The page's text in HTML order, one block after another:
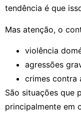
tendência é que
Mas atenção, o
violência
agressões
crimes contra
São situações que
principalmente em